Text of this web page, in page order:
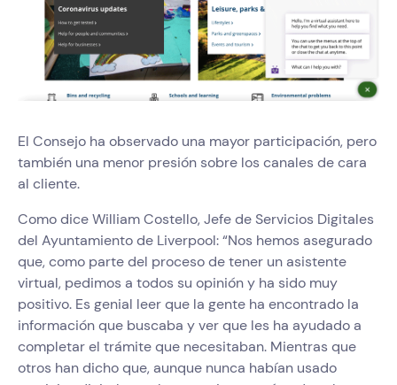
El Consejo ha observado una mayor participación, pero
también una menor presión sobre los canales de cara
al cliente.
Como dice William Costello, Jefe de Servicios Digitales
del Ayuntamiento de Liverpool: “Nos hemos asegurado
que, como parte del proceso de tener un asistente
virtual, pedimos a todos su opinión y ha sido muy
positivo. Es genial leer que la gente ha encontrado la
información que buscaba y ver que les ha ayudado a
completar el trámite que necesitaban. Mientras que
otros han dicho que, aunque nunca habían usado